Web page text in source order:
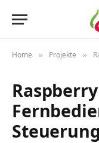
Home » Projekte »